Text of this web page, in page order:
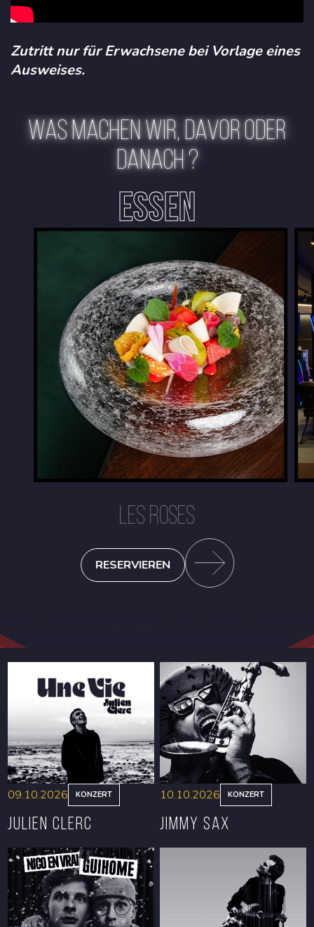
Zutritt nur für Erwachsene bei Vorlage eines
Ausweises.
WAS MACHEN WIR, DAVOR ODER
DANACH ?
ESSEN
LES ROSES
RESERVIEREN
RESERVIEREN
09.10.2026 KONZERT
Julien Clerc
RESERVIEREN
10.10.2026 KONZERT
Jimmy Sax